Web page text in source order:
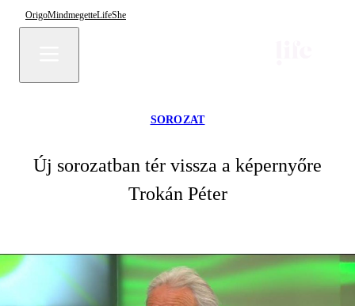
OrigoMindmegetteLifeShe
SOROZAT
Új sorozatban tér vissza a képernyőre
Trokán Péter